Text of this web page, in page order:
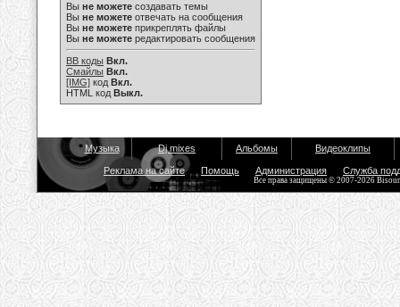
Вы не можете создавать темы
Вы не можете отвечать на сообщения
Вы не можете прикреплять файлы
Вы не можете редактировать сообщения
BB коды Вкл.
Смайлы Вкл.
[IMG] код Вкл.
HTML код Выкл.
Музыка Dj mixes Альбомы Видеоклипы
Реклама на сайте Помощь Администрация Служба
Все права защищены © 2007-2026